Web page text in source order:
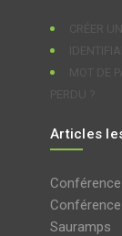
Articles
Sauramps